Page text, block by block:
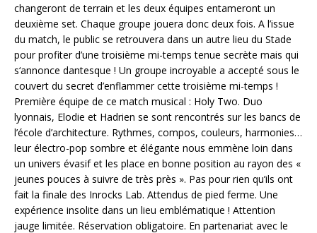
changeront de terrain et les deux équipes entameront un
deuxième set. Chaque groupe jouera donc deux fois. A l’issue
du match, le public se retrouvera dans un autre lieu du Stade
pour profiter d’une troisième mi-temps tenue secrète mais qui
s‘annonce dantesque ! Un groupe incroyable a accepté sous le
couvert du secret d’enflammer cette troisième mi-temps !
Première équipe de ce match musical : Holy Two. Duo
lyonnais, Elodie et Hadrien se sont rencontrés sur les bancs de
l’école d’architecture. Rythmes, compos, couleurs, harmonies…
leur électro-pop sombre et élégante nous emmène loin dans
un univers évasif et les place en bonne position au rayon des «
jeunes pouces à suivre de très près ». Pas pour rien qu’ils ont
fait la finale des Inrocks Lab. Attendus de pied ferme. Une
expérience insolite dans un lieu emblématique ! Attention
jauge limitée. Réservation obligatoire. En partenariat avec le